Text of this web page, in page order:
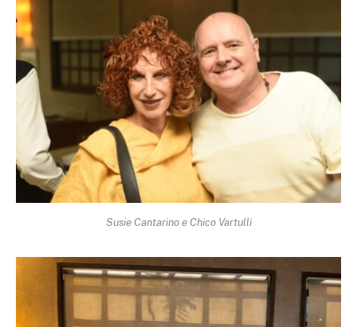
Susie Cantarino e Chico Vartulli